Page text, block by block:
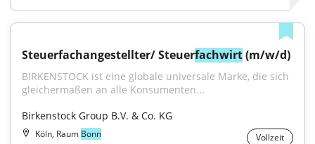
Steuerfachangestellter/ Steuerfachwirt (m/w/d)
BIRKENSTOCK ist eine globale universale Marke, die sich
gleichermaßen an alle Konsumenten...
Birkenstock Group B.V. & Co. KG
Köln, Raum Bonn Vollzeit